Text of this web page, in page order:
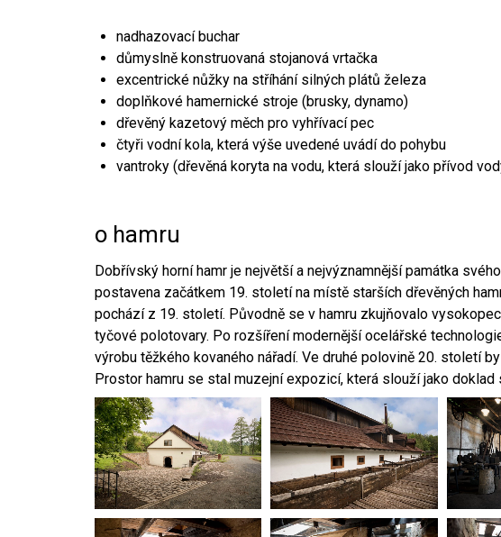
nadhazovací buchar
důmyslně konstruovaná stojanová vrtačka
excentrické nůžky na stříhání silných plátů železa
doplňkové hamernické stroje (brusky, dynamo)
dřevěný kazetový měch pro vyhřívací pec
čtyři vodní kola, která výše uvedené uvádí do pohybu
vantroky (dřevěná koryta na vodu, která slouží jako přívod
o hamru
Dobřívský horní hamr je největší a nejvýznamnější památka
postavena začátkem 19. století na místě starších dřevěných
pochází z 19. století. Původně se v hamru zkujňovalo
tyčové polotovary. Po rozšíření modernější ocelářské
výrobu těžkého kovaného nářadí. Ve druhé polovině 20. století
Prostor hamru se stal muzejní expozicí, která slouží jako doklad